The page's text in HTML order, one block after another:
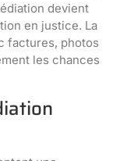
devient
en justice. La
factures, photos
les chances